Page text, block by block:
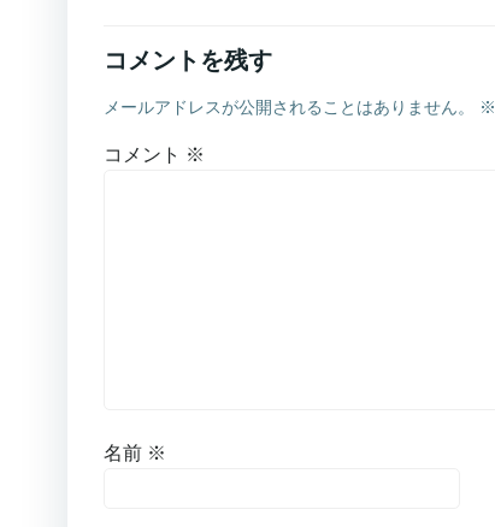
ビ
ゲ
コメントを残す
メールアドレスが公開されることはありません。 ※
コメント ※
名前 ※